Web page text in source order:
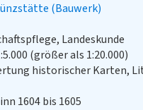
(Bauwerk)
Landeskunde
(größer als 1:20.000)
historischer Karten,
1604 bis 1605